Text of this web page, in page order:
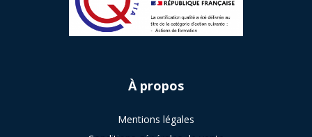
Àpropos
Mentions légales